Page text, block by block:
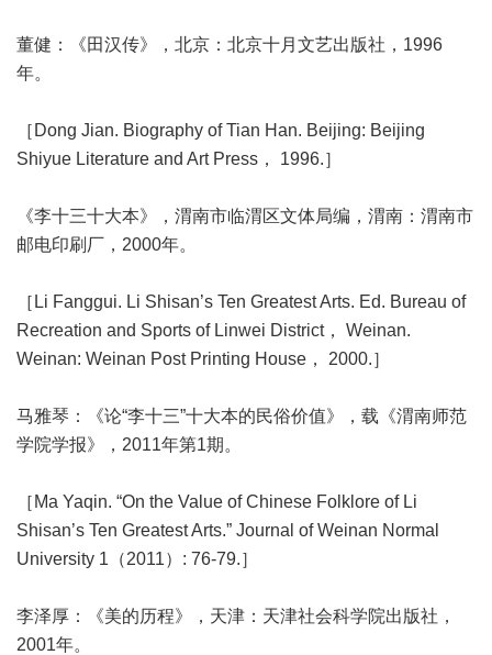
董健：《田汉传》，北京：北京十月文艺出版社，1996
年。
［Dong Jian. Biography of Tian Han. Beijing: Beijing
Shiyue Literature and Art Press， 1996.］
《李十三十大本》，渭南市临渭区文体局编，渭南：渭南市
邮电印刷厂，2000年。
［Li Fanggui. Li Shisan’s Ten Greatest Arts. Ed. Bureau of
Recreation and Sports of Linwei District， Weinan.
Weinan: Weinan Post Printing House， 2000.］
马雅琴：《论“李十三”十大本的民俗价值》，载《渭南师范
学院学报》，2011年第1期。
［Ma Yaqin. “On the Value of Chinese Folklore of Li
Shisan’s Ten Greatest Arts.” Journal of Weinan Normal
University 1（2011）: 76-79.］
李泽厚：《美的历程》，天津：天津社会科学院出版社，
2001年。